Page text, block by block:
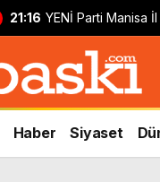
21:16 YENİ Parti Manisa
sokağa çıktı:
değil, hedef
Haber Siyaset